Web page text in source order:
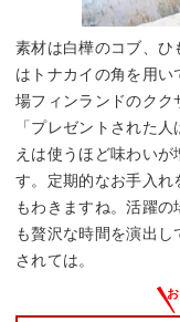
素材は白樺のコブ、ひ
はトナカイの角を用
場フィンランドのクク
「プレゼントされた
えは使うほど味わい
す。定期的なお手入れ
もわきますね。活躍
も贅沢な時間を演出
されては。